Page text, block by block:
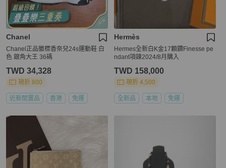
Chanel
Chanel正品徽標香奈兒24s運動鞋 白
色 銀角大王 36碼
TWD 34,328
現折 800
近新閒置品 香港 免運
Hermès
Hermes全新白K金17顆鑽Finesse pe
ndant項鍊2024/8月購入
TWD 158,000
現折 4,500
全新品 本地 免運